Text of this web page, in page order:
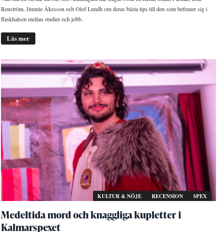
Renström, Jimmie Åkesson och Olof Lundh om deras bästa tips till den som befinner sig i
flaskhalsen mellan studier och jobb.
Läs mer
KULTUR & NÖJE RECENSION SPEX
Medeltida mord och knaggliga kupletter i
Kalmarspexet